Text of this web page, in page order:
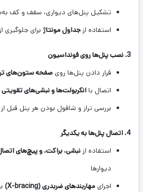
تشکیل پنل‌های دیواری، سقف و کف
استفاده از جداول مونتاژ برای جلوگیری
3. نصب پنل‌ها روی فونداسیون
قرار دادن پنل‌ها روی صفحه ستون‌های
اتصال با انکربولت‌ها و نبشی‌های تقویتی
بررسی تراز و شاقول بودن هر پنل قبل
4. اتصال پنل‌ها به یکدیگر
استفاده از نبشی، براکت، و پیچ‌های
دیوارها
اجرای مهاربندهای ضربدری (X-bracing)